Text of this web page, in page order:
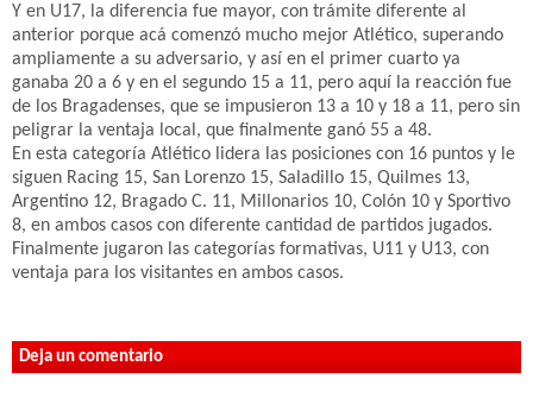
Y en U17, la diferencia fue mayor, con trámite diferente al
anterior porque acá comenzó mucho mejor Atlético, superando
ampliamente a su adversario, y así en el primer cuarto ya
ganaba 20 a 6 y en el segundo 15 a 11, pero aquí la reacción fue
de los Bragadenses, que se impusieron 13 a 10 y 18 a 11, pero sin
peligrar la ventaja local, que finalmente ganó 55 a 48.
En esta categoría Atlético lidera las posiciones con 16 puntos y le
siguen Racing 15, San Lorenzo 15, Saladillo 15, Quilmes 13,
Argentino 12, Bragado C. 11, Millonarios 10, Colón 10 y Sportivo
8, en ambos casos con diferente cantidad de partidos jugados.
Finalmente jugaron las categorías formativas, U11 y U13, con
ventaja para los visitantes en ambos casos.
Deja un comentario